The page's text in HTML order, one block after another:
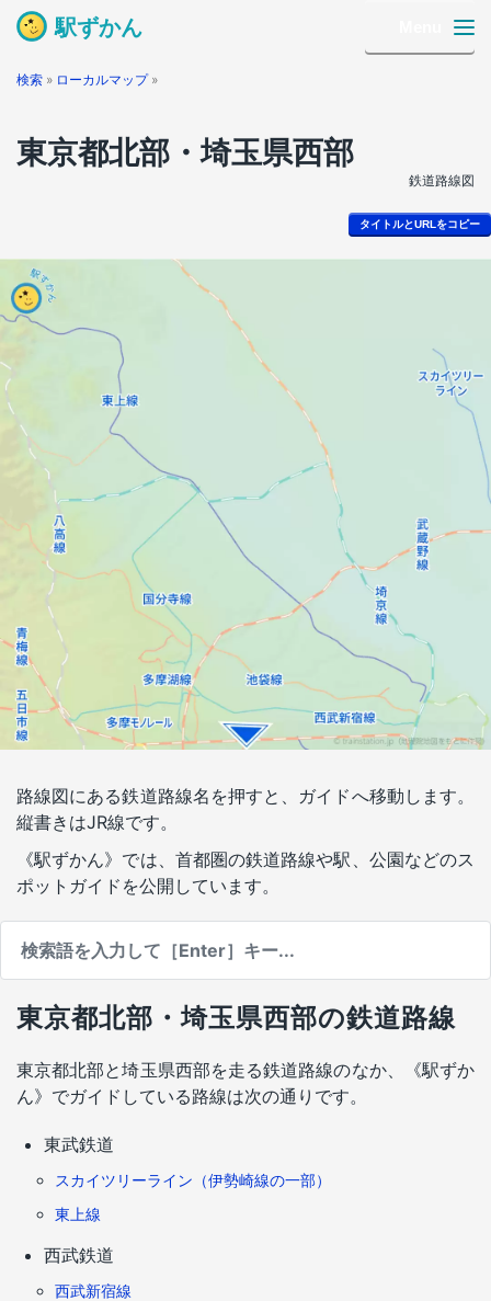
駅ずかん
検索 » ローカルマップ»
東京都北部・埼玉県西部
鉄道路線図
タイトルとURLをコピー
路線図にある鉄道路線名を押すと、ガイドへ移動します。
縦書きはJR線です。
《駅ずかん》では、首都圏の鉄道路線や駅、公園などのス
ポットガイドを公開しています。
東京都北部・埼玉県西部の鉄道路線
東京都北部と埼玉県西部を走る鉄道路線のなか、《駅ずか
ん》でガイドしている路線は次の通りです。
東武鉄道
スカイツリーライン（伊勢崎線の一部）
東上線
西武鉄道
西武新宿線